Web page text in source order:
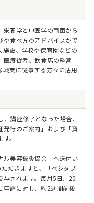
栄養学と中医学の両面から
や食べ方のアドバイスがで
施設、学校や保育園などの
医療従者、飲食店の経営
職業に従事する方々に活用
講座修了となった場合、
発行のご案内」および「資
。
ル美容鍼灸協会」へ送付い
だきますと、「ベジタブ
与されます。毎月5日、20
申請に対し、約2週間前後